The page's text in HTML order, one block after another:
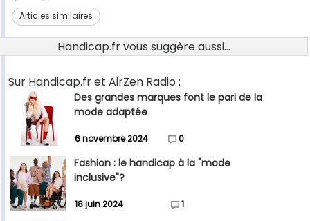
Articles similaires
Handicap.fr vous suggère aussi...
Sur Handicap.fr et AirZen Radio :
Des grandes marques font le pari de la
mode adaptée
6 novembre 2024 0
Fashion : le handicap à la "mode
inclusive"?
18 juin 2024 1